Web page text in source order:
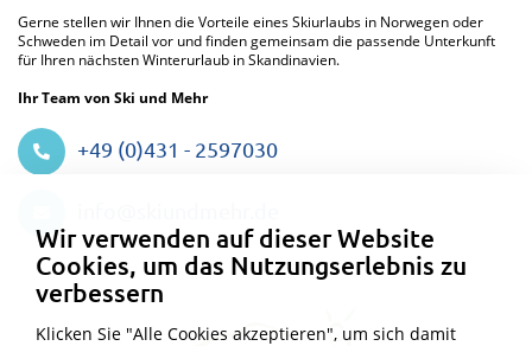
Gerne stellen wir Ihnen die Vorteile eines Skiurlaubs in Norwegen oder
Schweden im Detail vor und finden gemeinsam die passende Unterkunft
für Ihren nächsten Winterurlaub in Skandinavien.
Ihr Team von Ski und Mehr
+49 (0)431 - 2597030
Wir verwenden auf dieser Website
Cookies, um das Nutzungserlebnis zu
verbessern
Klicken Sie "Alle Cookies akzeptieren", um sich damit